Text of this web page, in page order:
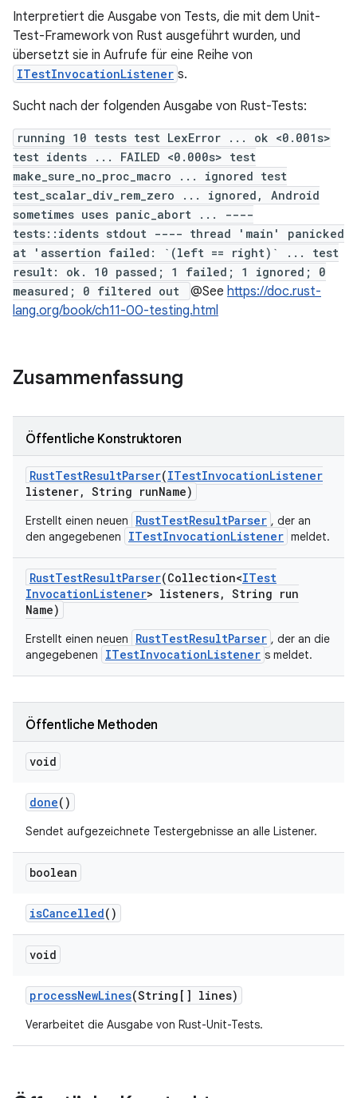
Interpretiert die Ausgabe von Tests, die mit dem Unit-
Test-Framework von Rust ausgeführt wurden, und
übersetzt sie in Aufrufe für eine Reihe von
ITestInvocationListener s.
Sucht nach der folgenden Ausgabe von Rust-Tests:
running 10 tests test LexError ... ok <0.001s>
test idents ... FAILED <0.000s> test
make_sure_no_proc_macro ... ignored test
test_scalar_div_rem_zero ... ignored, Android
sometimes uses panic_abort ... ----
tests::idents stdout ---- thread 'main' panicked
at 'assertion failed: `(left == right)` ... test
result: ok. 10 passed; 1 failed; 1 ignored; 0
measured; 0 filtered out
@See https://doc.rust-
lang.org/book/ch11-00-testing.html
Zusammenfassung
Öffentliche Konstruktoren
RustTestResultParser(ITestInvocationListener
listener, String runName)
Erstellt einen neuen RustTestResultParser , der an
den angegebenen
ITestInvocationListener meldet.
RustTestResultParser(Collection<ITest
InvocationListener> listeners, String run
Name)
Erstellt einen neuen RustTestResultParser , der an die
angegebenen
ITestInvocationListener s meldet.
Öffentliche Methoden
void
done()
Sendet aufgezeichnete Testergebnisse an alle Listener.
boolean
isCancelled()
void
processNewLines(String[] lines)
Verarbeitet die Ausgabe von Rust-Unit-Tests.